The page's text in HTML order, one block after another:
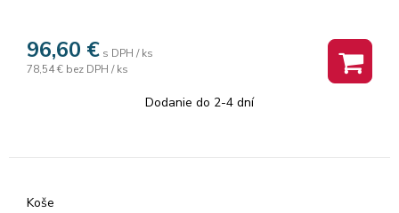
96,60 € s DPH / ks
78,54 € bez DPH / ks
Dodanie do 2-4 dní
Koše